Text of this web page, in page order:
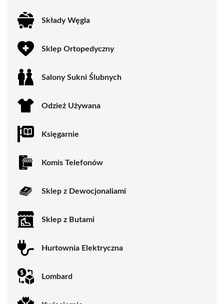
Składy Węgla
Sklep Ortopedyczny
Salony Sukni Ślubnych
Odzież Używana
Księgarnie
Komis Telefonów
Sklep z Dewocjonaliami
Sklep z Butami
Hurtownia Elektryczna
Lombard